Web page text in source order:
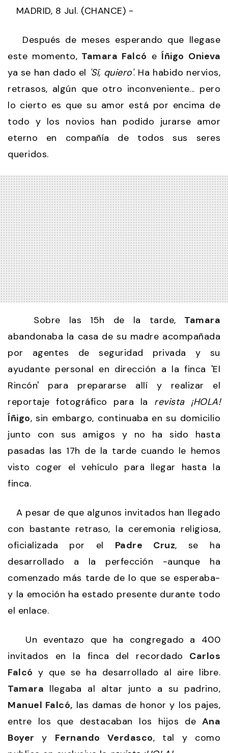
MADRID, 8 Jul. (CHANCE) -
Después de meses esperando que llegase
este momento, Tamara Falcó eÍñigo Onieva
ya se han dado el 'Sí, quiero'. Ha habido nervios,
retrasos, algún que otro inconveniente... pero
lo cierto es que su amor está por encima de
todo y los novios han podido jurarse amor
eterno en compañía de todos sus seres
queridos.
Sobre las 15h de la tarde, Tamara
abandonaba la casa de su madre acompañada
por agentes de seguridad privada y su
ayudante personal en dirección a la finca 'El
Rincón' para prepararse allí y realizar el
reportaje fotográfico para la revista ¡HOLA!
Íñigo, sin embargo, continuaba en su domicilio
junto con sus amigos y no ha sido hasta
pasadas las 17h de la tarde cuando le hemos
visto coger el vehículo para llegar hasta la
finca.
A pesar de que algunos invitados han llegado
con bastante retraso, la ceremonia religiosa,
oficializada por el Padre Cruz, se ha
desarrollado a la perfección -aunque ha
comenzado más tarde de lo que se esperaba-
y la emoción ha estado presente durante todo
el enlace.
Un eventazo que ha congregado a 400
invitados en la finca del recordado Carlos
Falcó y que se ha desarrollado al aire libre.
Tamara llegaba al altar junto a su padrino,
Manuel Falcó, las damas de honor y los pajes,
entre los que destacaban los hijos de Ana
Boyer y Fernando Verdasco, tal y como